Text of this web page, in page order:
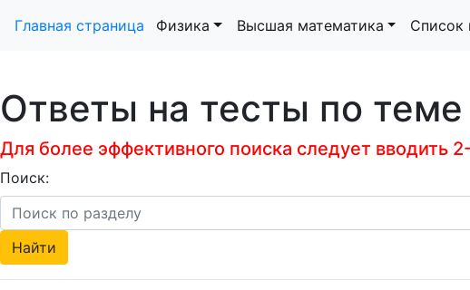
Главная страница Физика Высшая математика Список
Ответы на тесты по теме
Для более эффективного поиска следует вводить
Поиск: